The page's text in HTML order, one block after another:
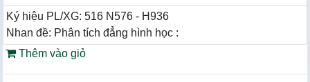
Ký hiệu PL/XG: 516 N576 - H936
Nhan đề: Phân tích đẳng hình học :
Thêm vào giỏ